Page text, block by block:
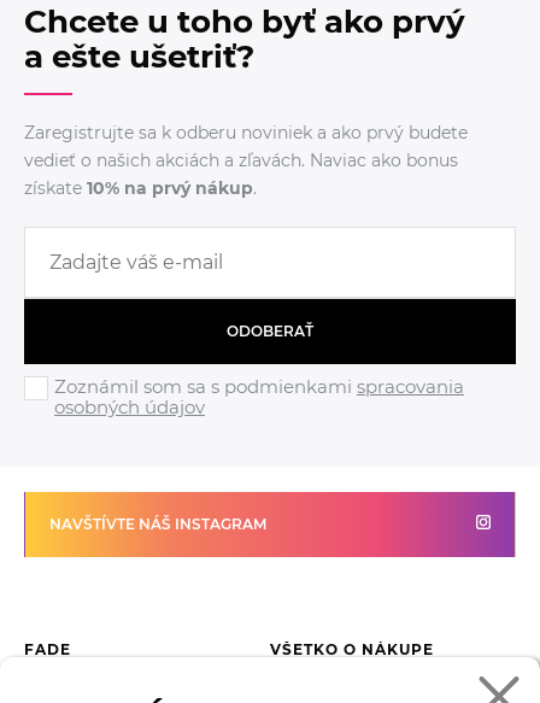
Chcete u toho byť ako prvý
a ešte ušetriť?
Zaregistrujte sa k odberu noviniek a ako prvý budete
vedieť o našich akciách a zľavách. Naviac ako bonus
získate 10% na prvý nákup.
ODOBERAŤ
Zoznámil som sa s podmienkami spracovania
osobných údajov
NAVŠTÍVTE NÁŠ INSTAGRAM
FADE
VŠETKO O NÁKUPE